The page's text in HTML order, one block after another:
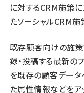
に対するCRM施策
たソーシャルCRM施
既存顧客向けの施策
録・投稿する最新の
を既存の顧客デー
た属性情報などをア